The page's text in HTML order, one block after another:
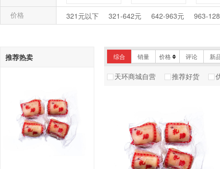
爱泽 安井
亿味轩
许大师
汇祥
价格 321元以下 321-642元 642-963元 963-
推荐热卖 综合 销量 价格 评论 新
天环商城自营 推荐好货